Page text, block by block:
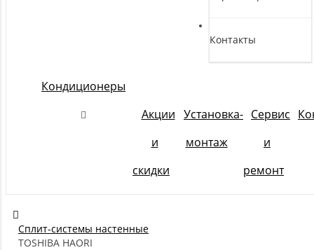
Контакты
Кондиционеры
Акции
и
скидки
Установка-
монтаж
Сервис
и
ремонт
Сплит-системы настенные
TOSHIBA HAORI